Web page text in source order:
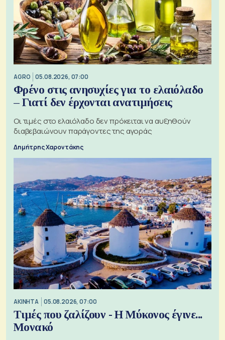
AGRO 05.08.2026, 07:00
Φρένο στις ανησυχίες για το ελαιόλαδο
– Γιατί δεν έρχονται ανατιμήσεις
Οι τιμές στο ελαιόλαδο δεν πρόκειται να αυξηθούν
διαβεβαιώνουν παράγοντες της αγοράς
Δημήτρης Χαροντάκης
ΑΚΙΝΗΤΑ 05.08.2026, 07:00
Τιμές που ζαλίζουν - Η Μύκονος έγινε...
Μονακό